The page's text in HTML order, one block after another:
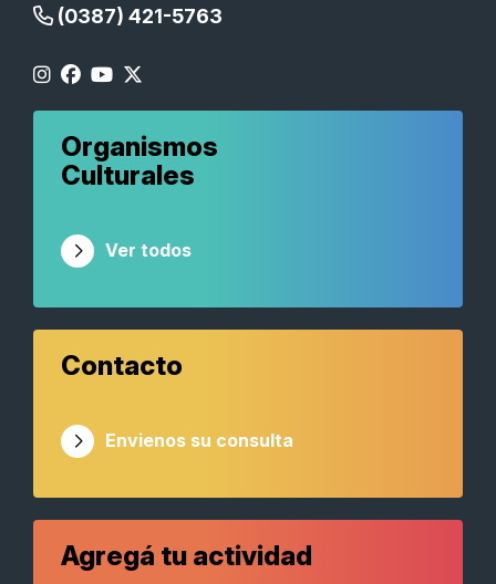
(0387) 421-5763
Organismos
Culturales
Ver todos
Contacto
Envienos su consulta
Agregá tu actividad